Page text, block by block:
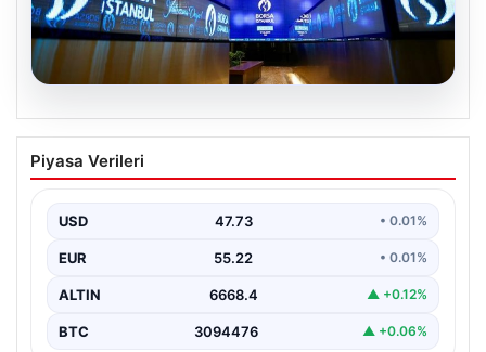
Yatırım araçlarının haftalık performansı
nasıl oldu?
Piyasa Verileri
USD 47.73 • 0.01%
EUR 55.22 • 0.01%
ALTIN 6668.4 ▲ +0.12%
BTC 3094476 ▲ +0.06%